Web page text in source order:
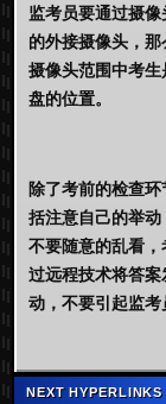
监考员要通过摄
的外接摄像头，
摄像头范围中考
盘的位置。
除了考前的检查
括注意自己的举
不要随意的乱看
过远程技术将答
动，不要引起监考
NEXT HYPERLINKS